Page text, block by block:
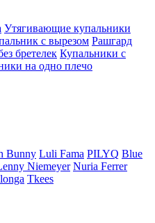
Утягивающие купальники
с вырезом Рашгард
бретелек Купальники с
на одно плечо
Bunny Luli Fama PILYQ Blue
Niemeyer Nuria Ferrer
Tkees